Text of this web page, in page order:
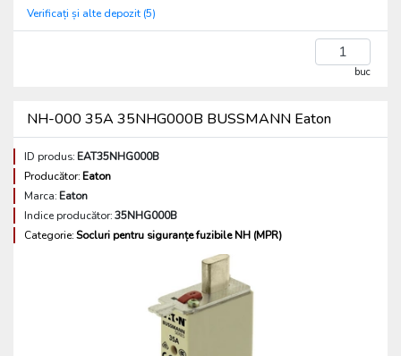
Verificați și alte depozit (5)
buc
NH-000 35A 35NHG000B BUSSMANN Eaton
ID produs:EAT35NHG000B
Producător:Eaton
Marca:Eaton
Indice producător:35NHG000B
Categorie:Socluri pentru siguranțe fuzibile NH (MPR)